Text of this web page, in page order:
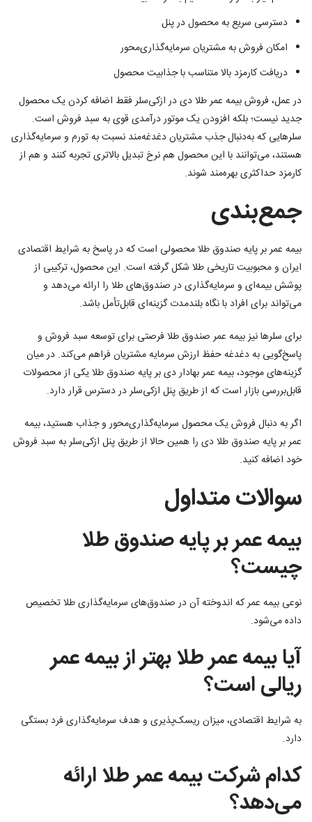
دسترسی سریع به محصول در پنل
امکان فروش به مشتریان سرمایه‌گذاری‌محور
دریافت کارمزد بالا متناسب با جذابیت محصول
در عمل، فروش بیمه عمر طلا دی در ازکی‌سلر فقط اضافه کردن یک محصول
جدید نیست؛ بلکه افزودن یک موتور درآمدی قوی به سبد فروش است.
سلرهایی که به‌دنبال جذب مشتریان دغدغه‌مند نسبت به تورم و سرمایه‌گذاری
هستند، می‌توانند با این محصول هم نرخ تبدیل بالاتری تجربه کنند و هم از
کارمزد حداکثری بهره‌مند شوند.
جمع‌بندی
بیمه عمر بر پایه صندوق طلا محصولی است که در پاسخ به شرایط اقتصادی
ایران و محبوبیت تاریخی طلا شکل گرفته است. این محصول، ترکیبی از
پوشش بیمه‌ای و سرمایه‌گذاری در صندوق‌های طلا را ارائه می‌دهد و
می‌تواند برای افراد با نگاه بلندمدت گزینه‌ای قابل‌تأمل باشد.
برای سلرها نیز بیمه عمر صندوق طلا فرصتی برای توسعه سبد فروش و
پاسخ‌گویی به دغدغه حفظ ارزش سرمایه مشتریان فراهم می‌کند. در میان
گزینه‌های موجود، بیمه عمر بهادار دی بر پایه صندوق طلا یکی از محصولات
قابل‌بررسی بازار است که از طریق پنل ازکی‌سلر در دسترس قرار دارد.
اگر به دنبال فروش یک محصول سرمایه‌گذاری‌محور و جذاب هستید، بیمه
عمر بر پایه صندوق طلا دی را همین حالا از طریق پنل ازکی‌سلر به سبد فروش
خود اضافه کنید.
سوالات متداول
بیمه عمر بر پایه صندوق طلا
چیست؟
نوعی بیمه عمر که اندوخته آن در صندوق‌های سرمایه‌گذاری طلا تخصیص
داده می‌شود.
آیا بیمه عمر طلا بهتر از بیمه عمر
ریالی است؟
به شرایط اقتصادی، میزان ریسک‌پذیری و هدف سرمایه‌گذاری فرد بستگی
دارد.
کدام شرکت بیمه عمر طلا ارائه
می‌دهد؟